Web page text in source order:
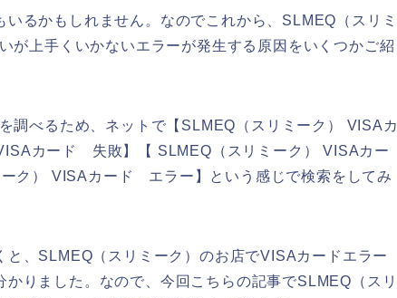
るかもしれません。なのでこれから、SLMEQ（スリミ
が上手くいかないエラーが発生する原因をいくつかご紹
調べるため、ネットで【SLMEQ（スリミーク） VISAカ
カード 失敗】【 SLMEQ（スリミーク） VISAカー
ク） VISAカード エラー】という感じで検索をしてみ
と、SLMEQ（スリミーク）のお店でVISAカードエラー
りました。なので、今回こちらの記事でSLMEQ（スリ